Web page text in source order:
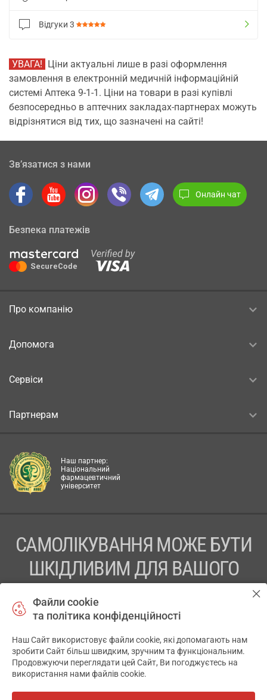
Відгуки 3
УВАГА! Ціни актуальні лише в разі оформлення
замовлення в електронній медичній інформаційній
системі Аптека 9-1-1. Ціни на товари в разі купівлі
безпосередньо в аптечних закладах-партнерах можуть
відрізнятися від тих, що зазначені на сайті!
Зв’язатися з нами
Онлайн чат
Безпека платежів
Про компанію
Допомога
Сервіси
Партнерам
Наш партнер:
Національний
фармацевтичний
університет
САМОЛІКУВАННЯ МОЖЕ БУТИ
ШКІДЛИВИМ ДЛЯ ВАШОГО
ПЕРЕД ЗАСТОСУВАННЯМ ПРЕПАРАТУ ПРОКОНСУЛЬТУЙТЕСЬ
ТОВ «АПТЕКА 911.ЮА» Код ЄДРПОУ 43631965.
Відмова від відповідальності
Файли cookie
та політика конфіденційності
Наш Сайт використовує файли cookie, які допомагають нам
зробити Сайт більш швидким, зручним та функціональним.
Продовжуючи переглядати цей Сайт, Ви погоджуєтесь на
використання нами файлів cookie.
✕